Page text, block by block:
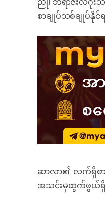
ညို၊ ဘရာဇီးလ်ဂိုး
စာချုပ်သစ်ချုပ်နိုင်
ဆာလာ၏ လက်ရှိစာ
အသင်းမှထွက်ဖွယ်ရှိက